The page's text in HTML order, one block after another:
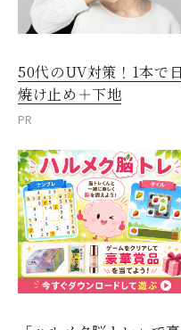
50代のUV対策！1本で日
焼け止め＋下地
PR